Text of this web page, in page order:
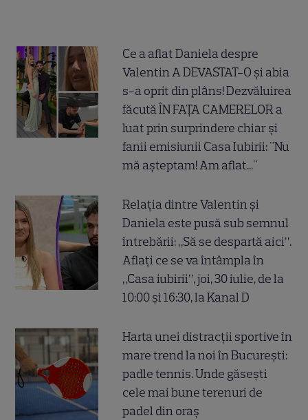
Ce a aflat Daniela despre
Valentin A DEVASTAT-O și abia
s-a oprit din plâns! Dezvăluirea
făcută ÎN FAȚA CAMERELOR a
luat prin surprindere chiar și
fanii emisiunii Casa Iubirii: "Nu
mă așteptam! Am aflat..."
Relația dintre Valentin și
Daniela este pusă sub semnul
întrebării: „Să se despartă aici”.
Aflați ce se va întâmpla în
„Casa iubirii”, joi, 30 iulie, de la
10:00 și 16:30, la Kanal D
Harta unei distracții sportive în
mare trend la noi în București:
padle tennis. Unde găsești
cele mai bune terenuri de
padel din oraș